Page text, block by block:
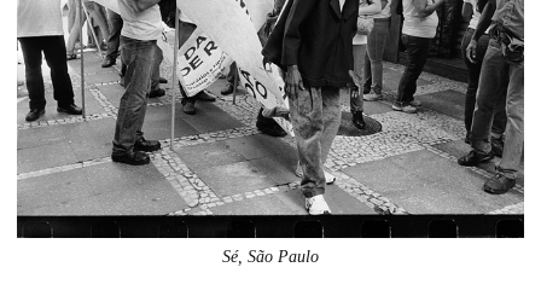
Sé, São Paulo